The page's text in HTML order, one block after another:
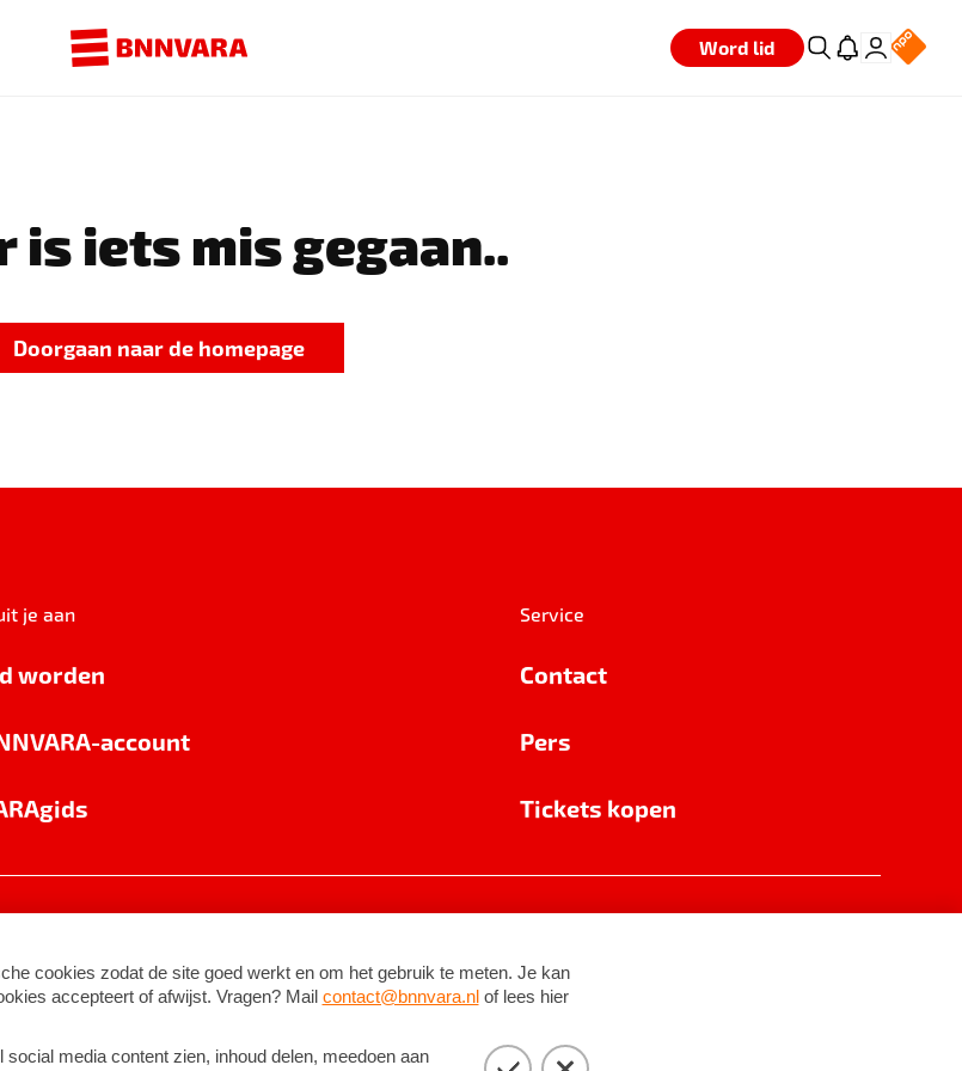
Word lid
is iets mis gegaan..
Doorgaan naar de homepage
je aan
worden
account
Service
Contact
Pers
Tickets kopen
©2026BNNVARA